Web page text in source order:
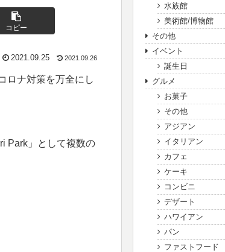
コピー
2021.09.25 2021.09.26
ロナ対策を万全にし
Park」として複数の
水族館
美術館/博物館
その他
イベント
誕生日
グルメ
お菓子
その他
アジアン
イタリアン
カフェ
ケーキ
コンビニ
デザート
ハワイアン
パン
ファストフード